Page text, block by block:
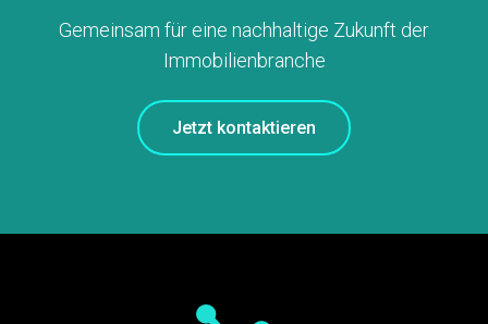
Gemeinsam für eine nachhaltige Zukunft der
Immobilienbranche
Jetzt kontaktieren